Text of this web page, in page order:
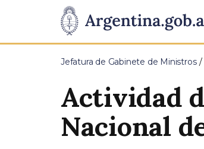
Presidencia
de
Pasar al contenido principal
Jefatura de Gabinete de Ministros
Actividad
Nacional